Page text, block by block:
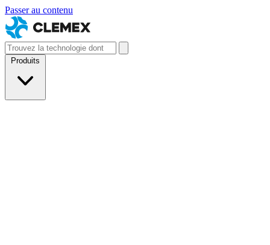
Passer au contenu
Produits